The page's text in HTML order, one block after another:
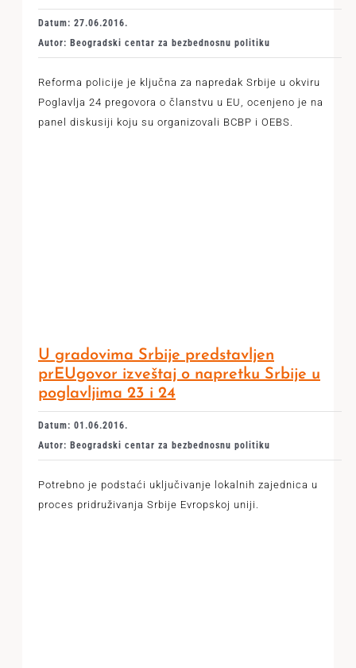
Datum: 27.06.2016.
Autor: Beogradski centar za bezbednosnu politiku
Reforma policije je ključna za napredak Srbije u okviru
Poglavlja 24 pregovora o članstvu u EU, ocenjeno je na
panel diskusiji koju su organizovali BCBP i OEBS.
U gradovima Srbije predstavljen
prEUgovor izveštaj o napretku Srbije u
poglavljima 23 i 24
Datum: 01.06.2016.
Autor: Beogradski centar za bezbednosnu politiku
Potrebno je podstaći uključivanje lokalnih zajednica u
proces pridruživanja Srbije Evropskoj uniji.